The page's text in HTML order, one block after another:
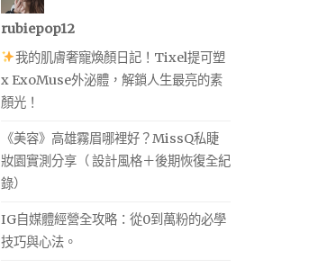
rubiepop12
我的肌膚奢寵煥顏日記！Tixel提可塑
x ExoMuse外泌體，解鎖人生最亮的素
顏光！
《美容》高雄霧眉哪裡好？MissQ私睫
妝園實測分享（ 設計風格＋後期恢復全紀
錄）
IG自媒體經營全攻略：從0到萬粉的必學
技巧與心法。